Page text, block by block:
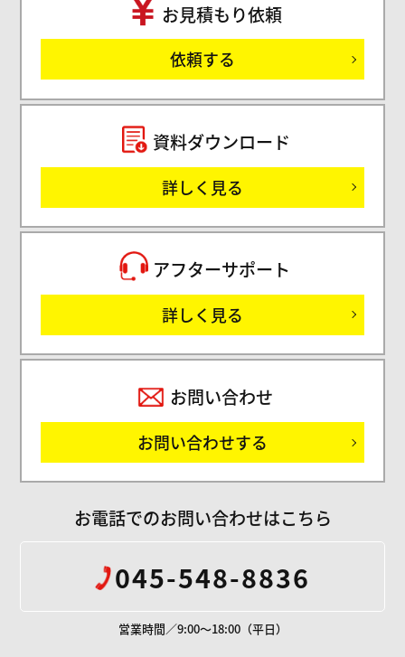
サ
お見積もり依頼
依頼する
資料ダウンロード
詳しく見る
アフターサポート
詳しく見る
お問い合わせ
お問い合わせする
お電話でのお問い合わせはこちら
045-548-8836
営業時間／9:00～18:00（平日）